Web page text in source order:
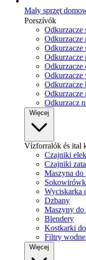
Mały sprzęt
Porszívók
Odkurzacze
Odkurzacze
Odkurzacze
Odkurzacze
Odkurzacze
Odkurzacze
Odkurzacze
Odkurzacz
Vízforralók és ital
Czajniki
Czajniki
Maszyna
Wyciskarka
Dzbany
Maszyny do
Blendery
Kostkarki
Filtry wodne